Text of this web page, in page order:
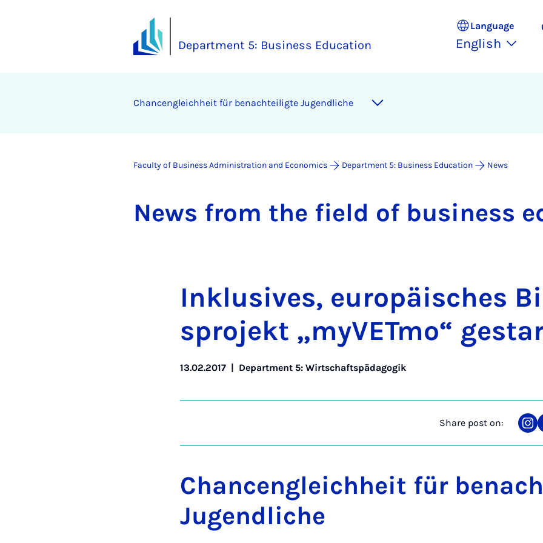
Department 5: Business Education
Language
English
Chancengleichheit für benachteiligte Jugendliche
Faculty of Business Administration and Economics Department 5: Business Education News
News from the field of busi­ness
Inklus­ives, europäisches
s­pro­jekt „myVETmo“
13.02.2017 | Department 5: Wirtschaftspädagogik
Share post on:
on
Chancengleichheit für
Jugendliche